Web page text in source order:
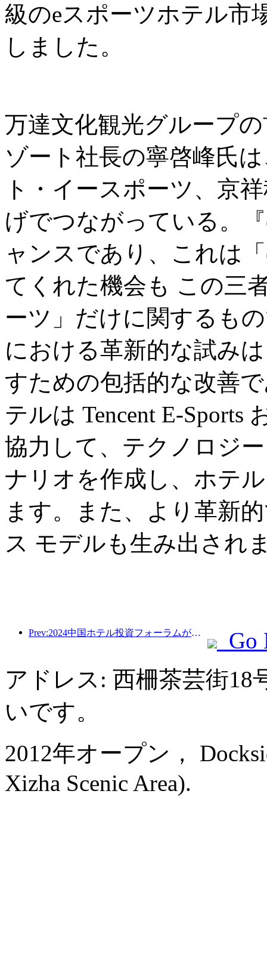
級のeスポーツホテル市
しました。
万達文化観光グループ
ゾート社長の寧啓峰氏
ト・イースポーツ、京
げでつながっている。
ャンスであり、これは
てくれた機会も この三
ーツ」だけに関するも
における革新的な試み
すための包括的な改善
テルは Tencent E-Sports
協力して、テクノロジ
ナリオを作成し、ホテ
ます。また、より革新
ス モデルも生み出され
Prev:2024中国ホテル投資フォーラムが北京で成功裏に開催
Go
アドレス: 西柵茶芸街18
いです。
2012年オープン，
Xizha Scenic Area).